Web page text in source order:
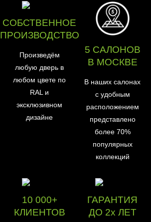
СОБСТВЕННОЕ
ПРОИЗВОДСТВО
Произведём
любую дверь в
любом цвете по
RAL и
эксклюзивном
дизайне
5 САЛОНОВ
В МОСКВЕ
В наших салонах
с удобным
расположением
представлено
более 70%
популярных
коллекций
10 000+
КЛИЕНТОВ
ГАРАНТИЯ
ДО 2х ЛЕТ